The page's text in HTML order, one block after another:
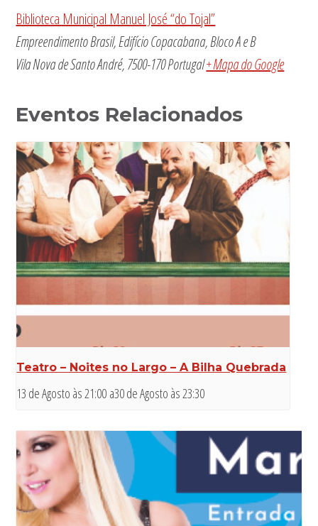
Biblioteca Municipal Manuel José “do Tojal”
Empreendimento Brasil, Edifício Copacabana, Bloco A e B
Vila Nova de Santo André,7500-170Portugal+ Mapa do Google
Eventos Relacionados
Teatro – Noites no Largo – A Bilha Quebrada
13 de Agosto às 21:00 a30 de Agosto às 23:30